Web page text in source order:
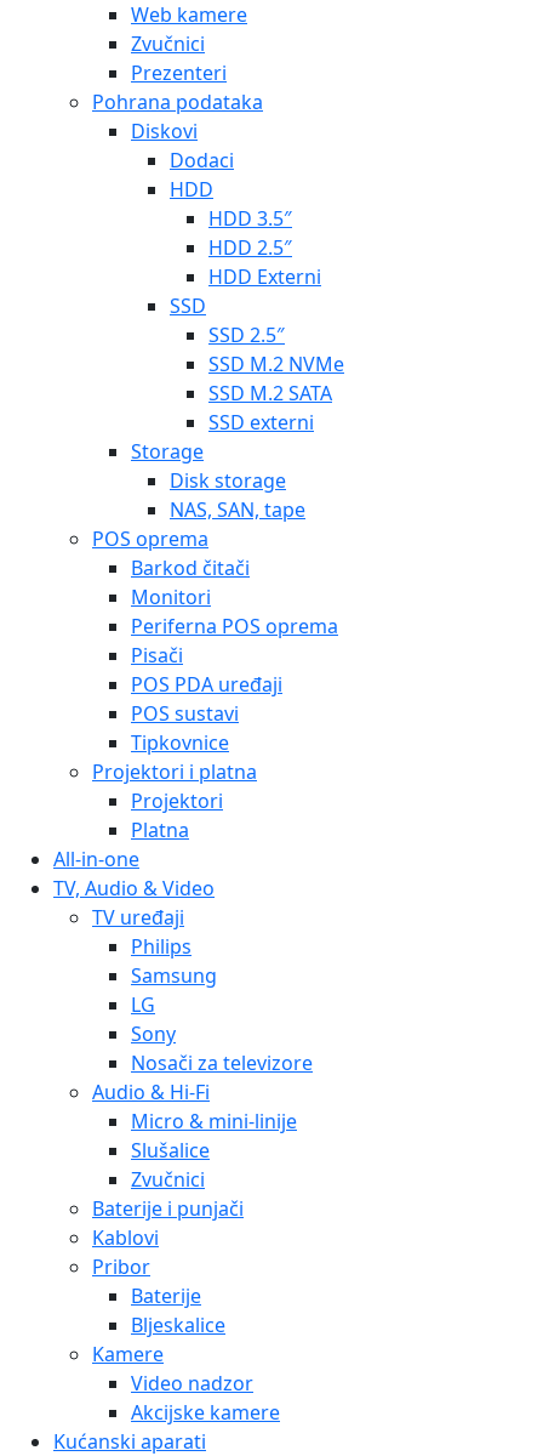
Web kamere
Zvučnici
Prezenteri
Pohrana podataka
Diskovi
Dodaci
HDD
HDD 3.5″
HDD 2.5″
HDD Externi
SSD
SSD 2.5″
SSD M.2 NVMe
SSD M.2 SATA
SSD externi
Storage
Disk storage
NAS, SAN, tape
POS oprema
Barkod čitači
Monitori
Periferna POS oprema
Pisači
POS PDA uređaji
POS sustavi
Tipkovnice
Projektori i platna
Projektori
Platna
All-in-one
TV, Audio & Video
TV uređaji
Philips
Samsung
LG
Sony
Nosači za televizore
Audio & Hi-Fi
Micro & mini-linije
Slušalice
Zvučnici
Baterije i punjači
Kablovi
Pribor
Baterije
Bljeskalice
Kamere
Video nadzor
Akcijske kamere
Kućanski aparati